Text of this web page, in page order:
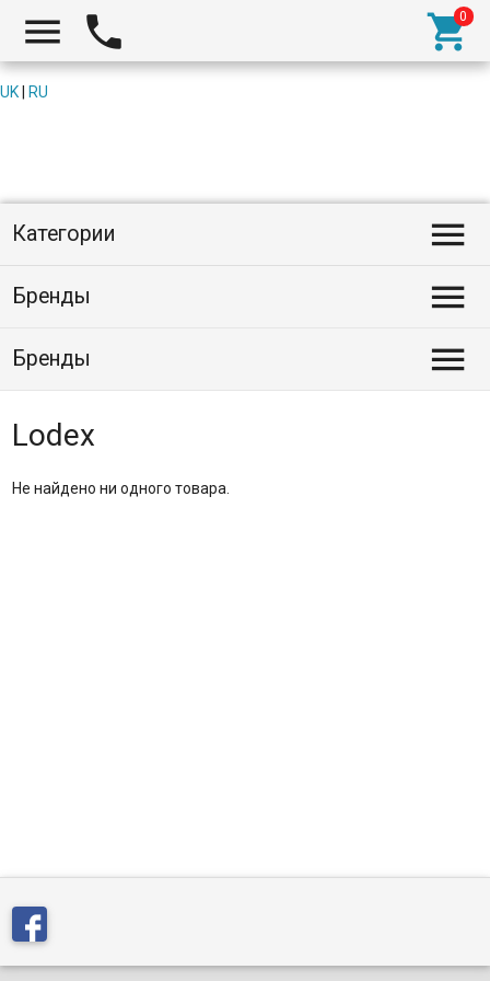
  
UK RU
Категории 
Бренды 
Бренды 
Lodex
Не найдено ни одного товара.